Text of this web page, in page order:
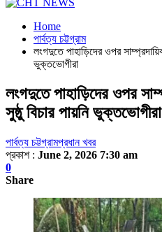
Home
পার্বত্য চট্টগ্রাম
লংগদুতে পাহাড়িদের ওপর
ভুক্তভোগীরা
লংগদুতে পাহাড়িদের ওপর
সুষ্ঠু বিচার পায়নি ভুক্তভোগীরা
পার্বত্য চট্টগ্রামপ্রধান খবর
প্রকাশ : June 2, 2026 7:30 am
0
Share